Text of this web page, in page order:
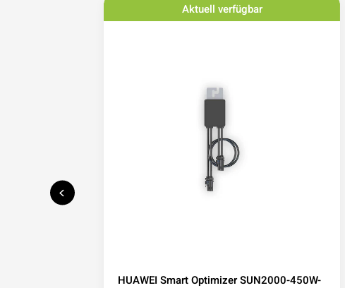
Aktuell verfügbar
HUAWEI Smart Optimizer SUN2000-450W-